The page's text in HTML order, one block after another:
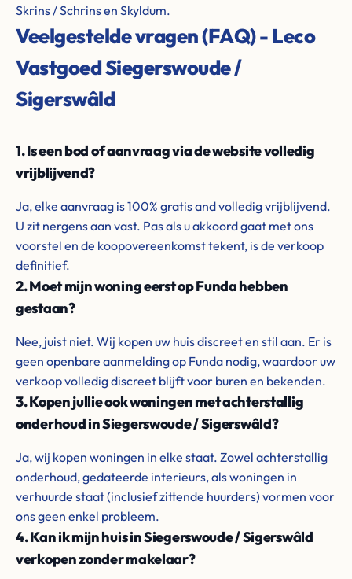
Skrins / Schrins en Skyldum.
Veelgestelde vragen (FAQ) - Leco
Vastgoed Siegerswoude /
Sigerswâld
1. Is een bod of aanvraag via de website volledig
vrijblijvend?
Ja, elke aanvraag is 100% gratis and volledig vrijblijvend.
U zit nergens aan vast. Pas als u akkoord gaat met ons
voorstel en de koopovereenkomst tekent, is de verkoop
definitief.
2. Moet mijn woning eerst op Funda hebben
gestaan?
Nee, juist niet. Wij kopen uw huis discreet en stil aan. Er is
geen openbare aanmelding op Funda nodig, waardoor uw
verkoop volledig discreet blijft voor buren en bekenden.
3. Kopen jullie ook woningen met achterstallig
onderhoud in Siegerswoude / Sigerswâld?
Ja, wij kopen woningen in elke staat. Zowel achterstallig
onderhoud, gedateerde interieurs, als woningen in
verhuurde staat (inclusief zittende huurders) vormen voor
ons geen enkel probleem.
4. Kan ik mijn huis in Siegerswoude / Sigerswâld
verkopen zonder makelaar?